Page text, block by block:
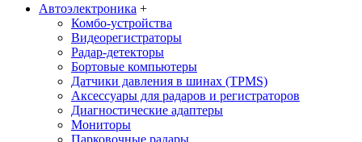
Автоэлектроника +
Комбо-устройства
Видеорегистраторы
Радар-детекторы
Бортовые компьютеры
Датчики давления в шинах (TPMS)
Аксессуары для радаров и регистраторов
Диагностические адаптеры
Мониторы
Парковочные радары